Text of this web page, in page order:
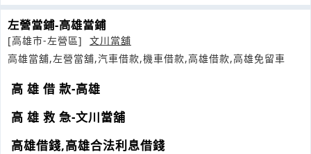
左營當鋪-高雄當鋪
[高雄市-左營區]
文川當舖
高雄當舖,左營當舖,汽車借款,機車借款,高雄借款,高雄免留車
高 雄 借 款-高雄
高 雄 救 急-文川當舖
高雄借錢,高雄合法利息借錢